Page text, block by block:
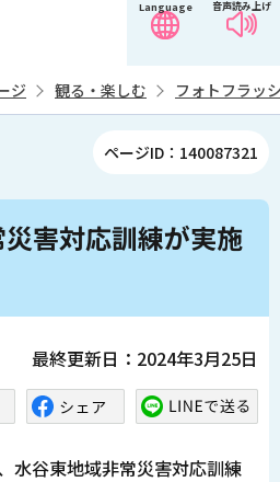
音声読み上げ
Language
ジ 観る・楽しむ フォトフラッ
ページID：140087321
害対応訓練が実施
最終更新日：2024年3月25日
水谷東地域非常災害対応訓練